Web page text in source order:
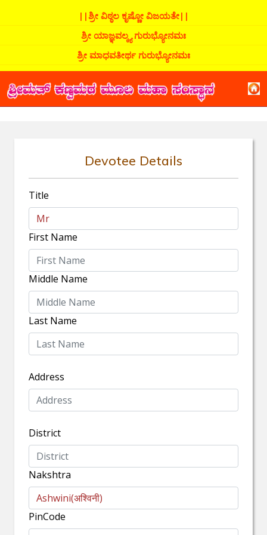
||ಶ್ರೀ ವಿಠ್ಠಲ ಕೃಷ್ಣೋ ವಿಜಯತೇ||
ಶ್ರೀ ಯಾಜ್ಞವಲ್ಕ್ಯ ಗುರುಭ್ಯೋನಮಃ
ಶ್ರೀ ಮಾಧವತೀರ್ಥ ಗುರುಭ್ಯೋನಮಃ
Devotee Details
Title
First Name
Middle Name
Last Name
Address
District
Nakshtra
PinCode